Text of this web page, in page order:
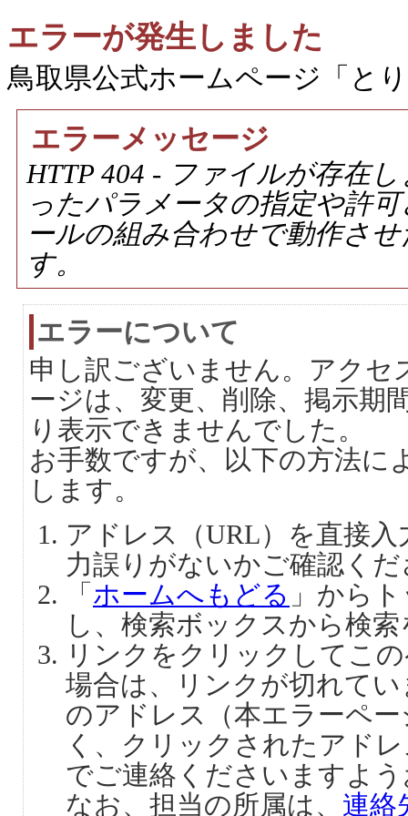
エラーが発生しました
鳥取県公式ホームページ「と
エラーメッセージ
HTTP 404 - ファイルが存在
ったパラメータの指定や許
ールの組み合わせで動作さ
す。
エラーについて
申し訳ございません。アクセ
ージは、変更、削除、掲示期
り表示できませんでした。
お手数ですが、以下の方法に
します。
アドレス（URL）を直接
力誤りがないかご確認く
「 ホームへもどる 」から
し、検索ボックスから検
リンクをクリックしてこ
場合は、リンクが切れて
のアドレス（本エラーペ
く、クリックされたアド
でご連絡くださいますよ
なお、担当の所属は、 連絡